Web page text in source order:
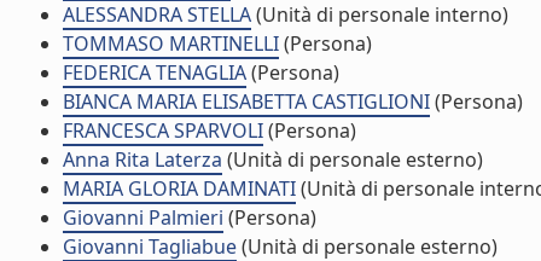
ALESSANDRA STELLA(Unità di personale interno)
TOMMASO MARTINELLI(Persona)
FEDERICA TENAGLIA(Persona)
BIANCA MARIA ELISABETTA CASTIGLIONI(Persona)
FRANCESCA SPARVOLI(Persona)
Anna Rita Laterza (Unità di personale esterno)
MARIA GLORIA DAMINATI(Unità di personale
Giovanni Palmieri (Persona)
Giovanni Tagliabue(Unità di personale esterno)